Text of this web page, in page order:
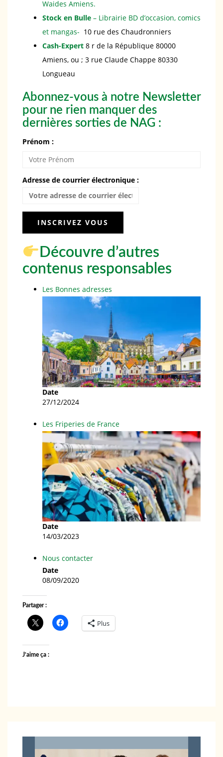
Waides Amiens.
Stock en Bulle – Librairie BD d’occasion, comics
et mangas- 10 rue des Chaudronniers
Cash-Expert 8 r de la République 80000
Amiens, ou ; 3 rue Claude Chappe 80330
Longueau
Abonnez-vous à notre Newsletter
pour ne rien manquer des
dernières sorties de NAG :
Prénom :
Adresse de courrier électronique :
Découvre d’autres
contenus responsables
Les Bonnes adresses
Date
27/12/2024
Les Friperies de France
Date
14/03/2023
Nous contacter
Date
08/09/2020
Partager :
Plus
J’aime ça :